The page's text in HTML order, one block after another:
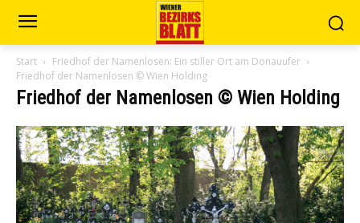
Start
Friedhof der Namenlosen: Ein stiller Ort am Donauufer
Friedhof der Namenlosen © Wien Holding
Friedhof der Namenlosen © Wien Holding